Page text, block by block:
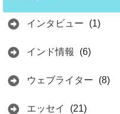
インタビュー (1)
インド情報 (6)
ウェブライター (8)
エッセイ (21)